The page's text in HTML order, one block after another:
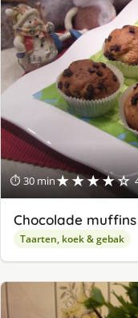
⏱ 30 min★★★★☆
Chocolade muffins
Taarten, koek & gebak